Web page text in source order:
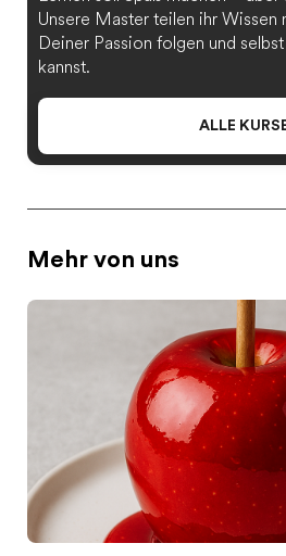
Unsere Master teilen ihr Wissen
Deiner Passion folgen und
kannst.
ALLE
Mehr von uns